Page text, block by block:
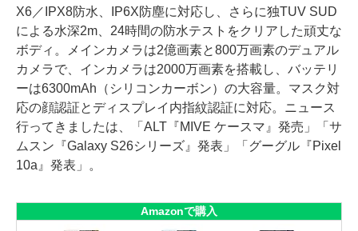
X6／IPX8防水、IP6X防塵に対応し、さらに独TUV SUD
による水深2m、24時間の防水テストをクリアした頑丈な
ボディ。メインカメラは2億画素と800万画素のデュアル
カメラで、インカメラは2000万画素を搭載し、バッテリ
ーは6300mAh（シリコンカーボン）の大容量。マスク対
応の顔認証とディスプレイ内指紋認証に対応。ニュース
行ってきましたは、「ALT『MIVE ケースマ』発売」「サ
ムスン『Galaxy S26シリーズ』発表」「グーグル『Pixel
10a』発表」。
Amazonで購入